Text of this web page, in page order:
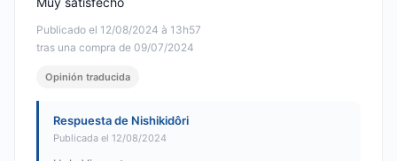
Publicado el 12/08/2024 à 13h57
tras una compra de 09/07/2024
Opinión traducida
Respuesta de Nishikidôri
Publicada el 12/08/2024